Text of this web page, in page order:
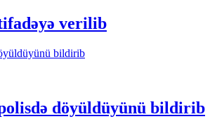
verilib
döyüldüyünü bildirib